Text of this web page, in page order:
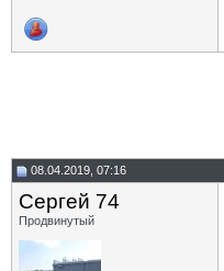
08.04.2019, 07:16
Сергей 74
Продвинутый